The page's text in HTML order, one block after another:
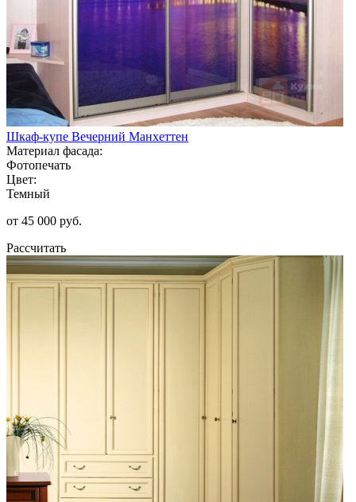
Шкаф-купе Вечерний Манхеттен
Материал фасада:
Фотопечать
Цвет:
Темный
от 45 000 руб.
Рассчитать